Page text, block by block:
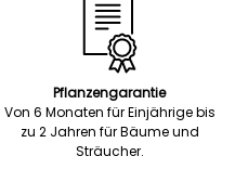
Pflanzengarantie
Von 6 Monaten für Einjährige bis
zu 2 Jahren für Bäume und
Sträucher.